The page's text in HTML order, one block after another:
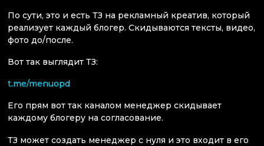
По сути, это и есть ТЗ на рекламный креатив, который
реализует каждый блогер. Скидываются тексты, видео,
фото до/после.
Вот так выглядит ТЗ:
t.me/menuopd
Его прям вот так каналом менеджер скидывает
каждому блогеру на согласование.
ТЗ может создать менеджер с нуля и это входит в его